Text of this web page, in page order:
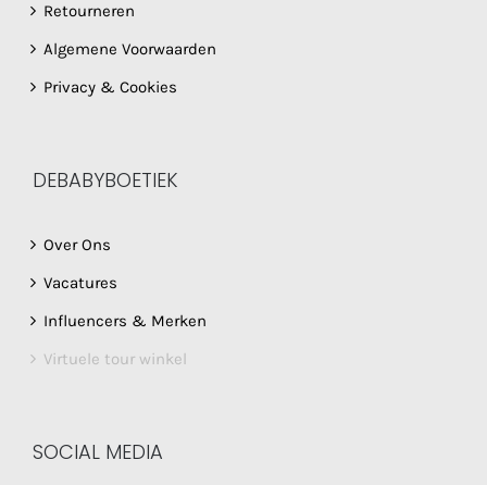
Retourneren
Algemene Voorwaarden
Privacy & Cookies
DEBABYBOETIEK
Over Ons
Vacatures
Influencers & Merken
Virtuele tour winkel
SOCIAL MEDIA